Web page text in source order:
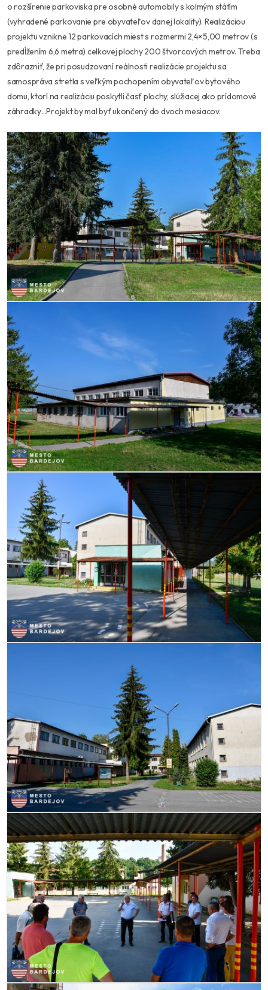
o rozšírenie parkoviska pre osobné automobily s kolmým státím
(vyhradené parkovanie pre obyvateľov danej lokality). Realizáciou
projektu vznikne 12 parkovacích miest s rozmermi 2,4×5,00 metrov (s
predĺžením 6,6 metra) celkovej plochy 200 štvorcových metrov. Treba
zdôrazniť, že pri posudzovaní reálnosti realizácie projektu sa
samospráva stretla s veľkým pochopením obyvateľov bytového
domu, ktorí na realizáciu poskytli časť plochy, slúžiacej ako prídomové
záhradky…Projekt by mal byť ukončený do dvoch mesiacov.